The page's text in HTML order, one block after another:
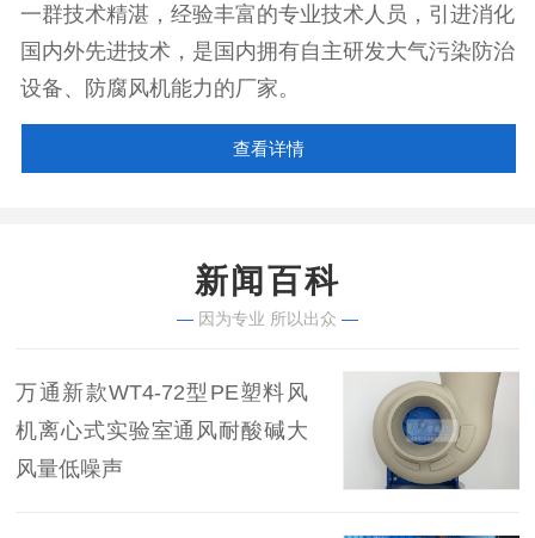
一群技术精湛，经验丰富的专业技术人员，引进消化
国内外先进技术，是国内拥有自主研发大气污染防治
设备、防腐风机能力的厂家。
查看详情
新闻百科
— 因为专业 所以出众 —
万通新款WT4-72型PE塑料风
机离心式实验室通风耐酸碱大
风量低噪声